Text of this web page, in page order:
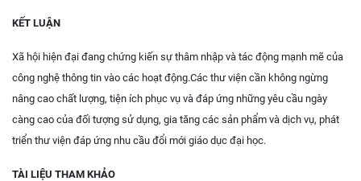
KẾT LUẬN
Xã hội hiện đại đang chứng kiến sự thâm nhập và tác động mạnh mẽ của
công nghệ thông tin vào các hoạt động.Các thư viện cần không ngừng
nâng cao chất lượng, tiện ích phục vụ và đáp ứng những yêu cầu ngày
càng cao của đối tượng sử dụng, gia tăng các sản phẩm và dịch vụ, phát
triển thư viện đáp ứng nhu cầu đổi mới giáo dục đại học.
TÀI LIỆU THAM KHẢO